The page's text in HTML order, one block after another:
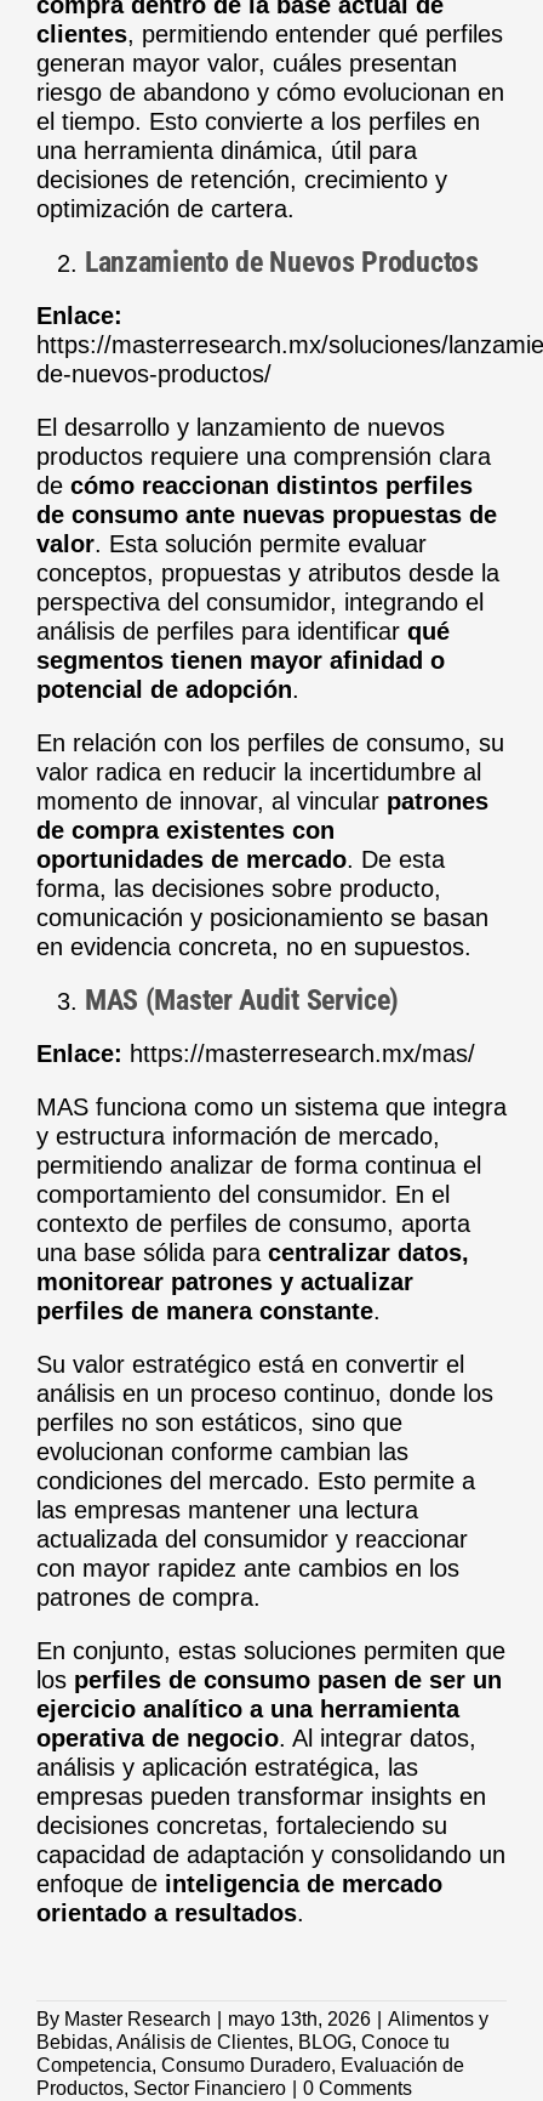
clientes, permitiendo entender qué perfiles
generan mayor valor, cuáles presentan
riesgo de abandono y cómo evolucionan en
el tiempo. Esto convierte a los perfiles en
una herramienta dinámica, útil para
decisiones de retención, crecimiento y
optimización de cartera.
Lanzamiento de Nuevos Productos
Enlace:
https://masterresearch.mx/soluciones/
de-nuevos-productos/
El desarrollo y lanzamiento de nuevos
productos requiere una comprensión clara
de cómo reaccionan distintos perfiles
de consumo ante nuevas propuestas de
valor. Esta solución permite evaluar
conceptos, propuestas y atributos desde la
perspectiva del consumidor, integrando el
análisis de perfiles para identificar qué
segmentos tienen mayor afinidad o
potencial de adopción.
En relación con los perfiles de consumo, su
valor radica en reducir la incertidumbre al
momento de innovar, al vincular patrones
de compra existentes con
oportunidades de mercado. De esta
forma, las decisiones sobre producto,
comunicación y posicionamiento se basan
en evidencia concreta, no en supuestos.
MAS (Master Audit Service)
Enlace: https://masterresearch.mx/mas/
MAS funciona como un sistema que integra
y estructura información de mercado,
permitiendo analizar de forma continua el
comportamiento del consumidor. En el
contexto de perfiles de consumo, aporta
una base sólida para centralizar datos,
monitorear patrones y actualizar
perfiles de manera constante.
Su valor estratégico está en convertir el
análisis en un proceso continuo, donde los
perfiles no son estáticos, sino que
evolucionan conforme cambian las
condiciones del mercado. Esto permite a
las empresas mantener una lectura
actualizada del consumidor y reaccionar
con mayor rapidez ante cambios en los
patrones de compra.
En conjunto, estas soluciones permiten que
los perfiles de consumo pasen de ser un
ejercicio analítico a una herramienta
operativa de negocio. Al integrar datos,
análisis y aplicación estratégica, las
empresas pueden transformar insights en
decisiones concretas, fortaleciendo su
capacidad de adaptación y consolidando un
enfoque de inteligencia de mercado
orientado a resultados.
By Master Research mayo 13th, 2026
Alimentos y
Bebidas, Análisis de Clientes, BLOG, Conoce tu
Competencia, Consumo Duradero, Evaluación de
Productos, Sector Financiero 0 Comments